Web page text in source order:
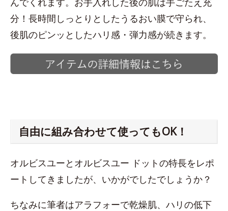
分！長時間しっとりとしたうるおい膜で守られ、
後肌のピンッとしたハリ感・弾力感が続きます。
自由に組み合わせて使ってもOK！
オルビスユーとオルビスユー ドットの特長をレポ
ートしてきましたが、いかがでしたでしょうか？
ちなみに筆者はアラフォーで乾燥肌、ハリの低下